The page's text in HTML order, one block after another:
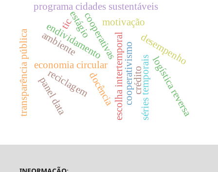
crédito
escolha intertemporal
endividamento
séries temporais
economia circular logística reversa
desempenho
ambientecooperativas
programa cidades sustentáveis
reciclagem cooperativismo
docência
motivação
transparência pública panel data
ticestágio